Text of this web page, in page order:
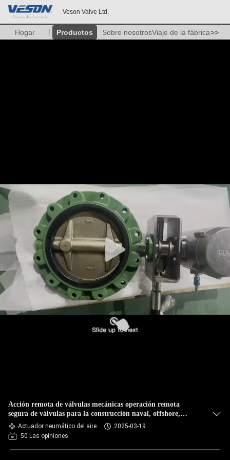
Veson Valve Ltd.
Hogar Productos Sobre nosotrosViaje de la fábrica>>
Acción remota de válvulas mecánicas operación remota
segura de válvulas para la construcción naval, offshore,
petróleo y gas
Actuador neumático del aire
2025-03-19
50 Las opiniones